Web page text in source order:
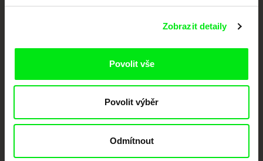
Zobrazit detaily
Povolit vše
Povolit výběr
Odmítnout
Portál DAFilms.cz je výsledkem tvůrčí spolupráce 7 klíčových evropských
festivalů dokumentárního filmu sdružených do Doc Alliance. Naším cílem je
posouvat hranice dokumentárního filmu, propagovat jeho rozmanitost a